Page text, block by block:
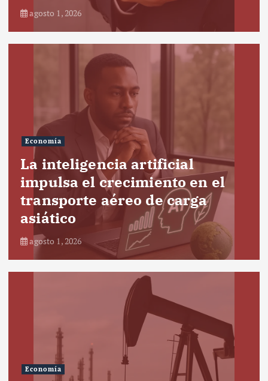
agosto 1, 2026
Economía
La inteligencia artificial
impulsa el crecimiento en el
transporte aéreo de carga
asiático
agosto 1, 2026
Economía